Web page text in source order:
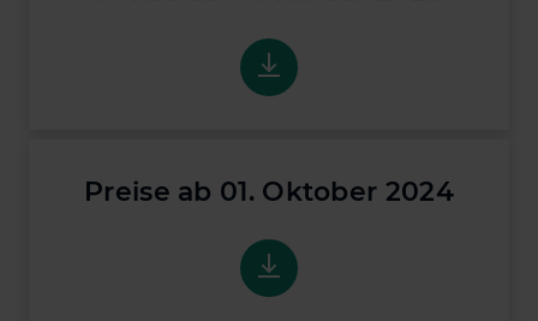
Preise ab 01. Januar 2025
Preise ab 01. Oktober 2024
Preise ab 01. Oktober 2024